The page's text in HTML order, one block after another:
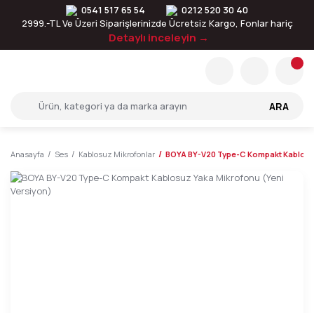
0541 517 65 54
0212 520 30 40
2999.-TL Ve Üzeri Siparişlerinizde Ücretsiz Kargo, Fonlar hariç
Detaylı inceleyin →
ARA
Anasayfa Ses Kablosuz Mikrofonlar BOYA BY-V20 Type-C Kompakt